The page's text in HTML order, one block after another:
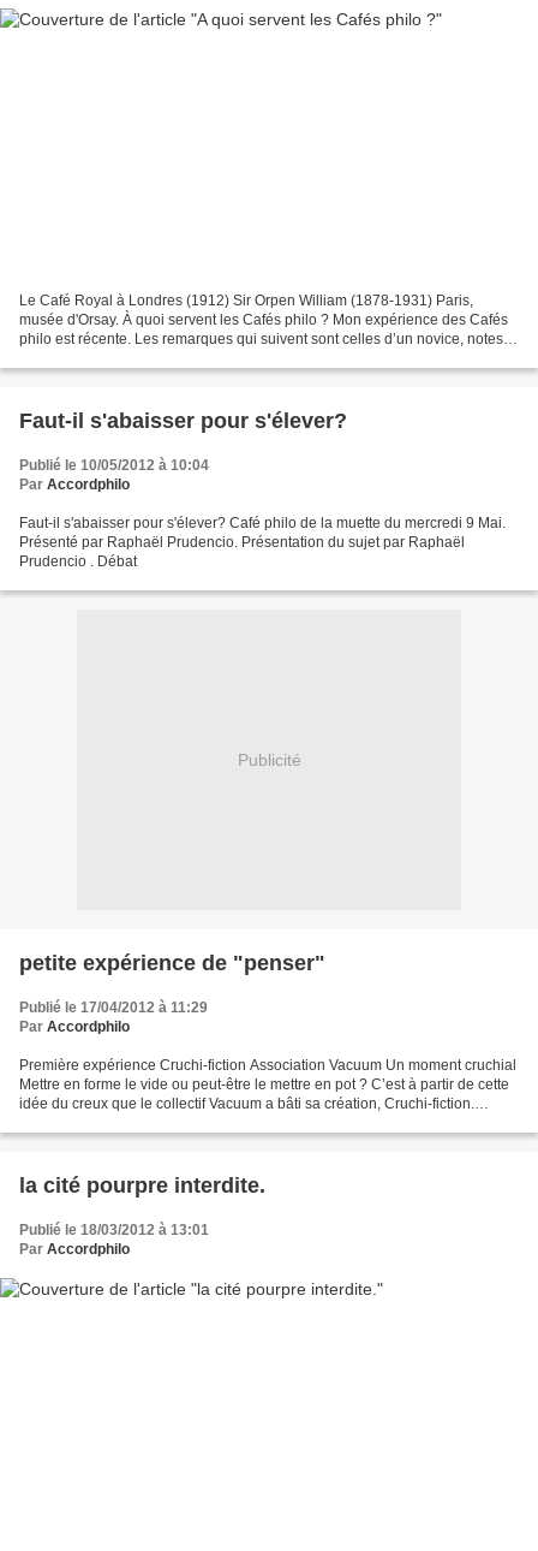
Le Café Royal à Londres (1912) Sir Orpen William (1878-1931) Paris,
musée d'Orsay. À quoi servent les Cafés philo ? Mon expérience des Cafés
philo est récente. Les remarques qui suivent sont celles d’un novice, notes
Faut-il s'abaisser pour s'élever?
Publié le 10/05/2012 à 10:04
Par Accordphilo
Faut-il s'abaisser pour s'élever? Café philo de la muette du mercredi 9 Mai.
Présenté par Raphaël Prudencio. Présentation du sujet par Raphaël
Prudencio . Débat
Publicité
petite expérience de "penser"
Publié le 17/04/2012 à 11:29
Par Accordphilo
Première expérience Cruchi-fiction Association Vacuum Un moment cruchial
Mettre en forme le vide ou peut-être le mettre en pot ? C’est à partir de cette
idée du creux que le collectif Vacuum a bâti sa création, Cruchi-fiction.
la cité pourpre interdite.
Publié le 18/03/2012 à 13:01
Par Accordphilo